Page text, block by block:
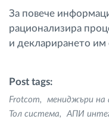
За повече
рационализира
и декларирането им
Post tags:
Frotcom мениджъри на
Тол система
AПИ